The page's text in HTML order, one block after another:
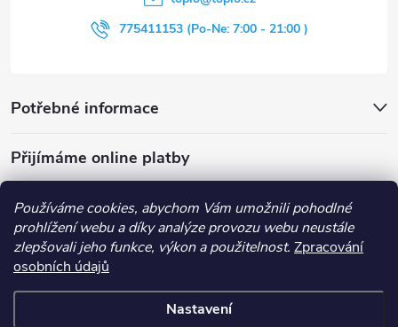
Používáme cookies, abychom Vám umožnili pohodlné
prohlížení webu a díky analýze provozu webu neustále
zlepšovali jeho funkce, výkon a použitelnost. Zpracování
osobních údajů
Nastavení
Potřebné informace
Přijímáme online platby
775411153 (Po-Ne: 7:00 - 21:00 )
Obchodní podmínky Průvodce nákupem
Kontakt